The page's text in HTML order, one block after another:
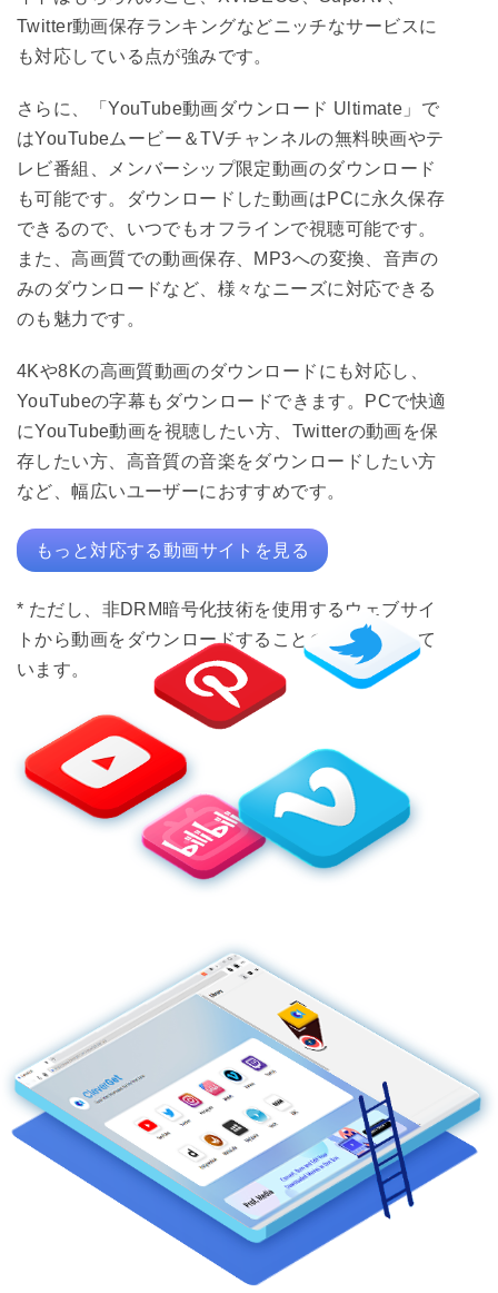
Twitter動画保存ランキングなどニッチなサービスに
も対応している点が強みです。
さらに、「YouTube動画ダウンロード Ultimate」で
はYouTubeムービー＆TVチャンネルの無料映画やテ
レビ番組、メンバーシップ限定動画のダウンロード
も可能です。ダウンロードした動画はPCに永久保存
できるので、いつでもオフラインで視聴可能です。
また、高画質での動画保存、MP3への変換、音声の
みのダウンロードなど、様々なニーズに対応できる
のも魅力です。
4Kや8Kの高画質動画のダウンロードにも対応し、
YouTubeの字幕もダウンロードできます。PCで快適
にYouTube動画を視聴したい方、Twitterの動画を保
存したい方、高音質の音楽をダウンロードしたい方
など、幅広いユーザーにおすすめです。
もっと対応する動画サイトを見る
* ただし、非DRM暗号化技術を使用するウェブサイ
トから動画をダウンロードすることのみに対応して
います。